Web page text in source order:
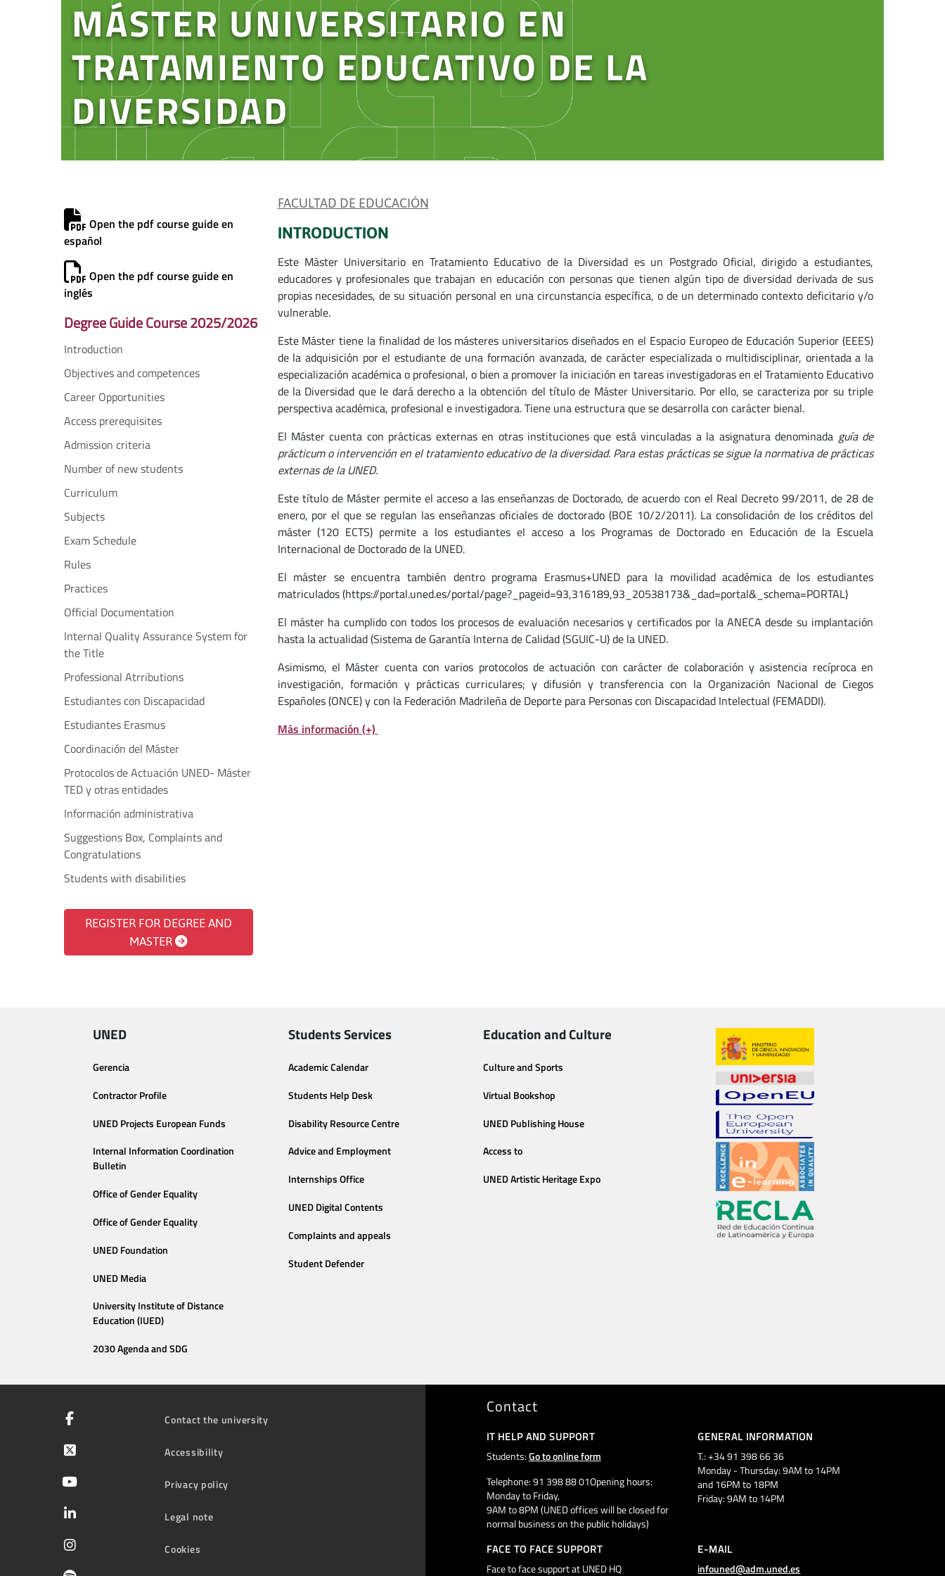
MÁSTER UNIVERSITARIO EN
TRATAMIENTO EDUCATIVO DE LA
DIVERSIDAD
Open the pdf course guide en
español
Open the pdf course guide en
inglés
Degree Guide Course 2025/2026
Introduction
Objectives and competences
Career Opportunities
Access prerequisites
Admission criteria
Number of new students
Curriculum
Subjects
Exam Schedule
Rules
Practices
Official Documentation
Internal Quality Assurance System for
the Title
Professional Atrributions
Estudiantes con Discapacidad
Estudiantes Erasmus
Coordinación del Máster
Protocolos de Actuación UNED- Máster
TED y otras entidades
Información administrativa
Suggestions Box, Complaints and
Congratulations
Students with disabilities
REGISTER FOR DEGREE AND
MASTER
FACULTAD DE EDUCACIÓN
INTRODUCTION
Este Máster Universitario en Tratamiento Educativo de la Diversidad es un Postgrado Oficial, dirigido a estudiantes,
educadores y profesionales que trabajan en educación con personas que tienen algún tipo de diversidad derivada de sus
propias necesidades, de su situación personal en una circunstancia específica, o de un determinado contexto deficitario y/o
vulnerable.
Este Máster tiene la finalidad de los másteres universitarios diseñados en el Espacio Europeo de Educación Superior (EEES)
de la adquisición por el estudiante de una formación avanzada, de carácter especializada o multidisciplinar, orientada a la
especialización académica o profesional, o bien a promover la iniciación en tareas investigadoras en el Tratamiento Educativo
de la Diversidad que le dará derecho a la obtención del título de Máster Universitario. Por ello, se caracteriza por su triple
perspectiva académica, profesional e investigadora. Tiene una estructura que se desarrolla con carácter bienal.
El Máster cuenta con prácticas externas en otras instituciones que está vinculadas a la asignatura denominada guía de
prácticum o intervención en el tratamiento educativo de la diversidad. Para estas prácticas se sigue la normativa de prácticas
externas de la UNED.
Este título de Máster permite el acceso a las enseñanzas de Doctorado, de acuerdo con el Real Decreto 99/2011, de 28 de
enero, por el que se regulan las enseñanzas oficiales de doctorado (BOE 10/2/2011). La consolidación de los créditos del
máster (120 ECTS) permite a los estudiantes el acceso a los Programas de Doctorado en Educación de la Escuela
Internacional de Doctorado de la UNED.
El máster se encuentra también dentro programa Erasmus+UNED para la movilidad académica de los estudiantes
matriculados (https://portal.uned.es/portal/page?_pageid=93,316189,93_20538173&_dad=portal&_schema=PORTAL)
El máster ha cumplido con todos los procesos de evaluación necesarios y certificados por la ANECA desde su implantación
hasta la actualidad (Sistema de Garantía Interna de Calidad (SGUIC-U) de la UNED.
Asimismo, el Máster cuenta con varios protocolos de actuación con carácter de colaboración y asistencia recíproca en
investigación, formación y prácticas curriculares; y difusión y transferencia con la Organización Nacional de Ciegos
Españoles (ONCE) y con la Federación Madrileña de Deporte para Personas con Discapacidad Intelectual (FEMADDI).
Más información (+)
UNED
Gerencia
Contractor Profile
UNED Projects European Funds
Internal Information Coordination
Bulletin
Office of Gender Equality
Office of Gender Equality
UNED Foundation
UNED Media
University Institute of Distance
Education (IUED)
2030 Agenda and SDG
Students Services
Academic Calendar
Students Help Desk
Disability Resource Centre
Advice and Employment
Internships Office
UNED Digital Contents
Complaints and appeals
Student Defender
Education and Culture
Culture and Sports
Virtual Bookshop
UNED Publishing House
Access to
UNED Artistic Heritage Expo
Contact the university
Accessibility
Privacy policy
Legal note
Cookies
Contact
IT HELP AND SUPPORT
Students:Go to online form
Telephone: 91 398 88 01Opening hours:
Monday to Friday,
9AM to 8PM (UNED offices will be closed for
normal business on the public holidays)
GENERAL INFORMATION
T.: +34 91 398 66 36
Monday - Thursday: 9AM to 14PM
and 16PM to 18PM
Friday: 9AM to 14PM
FACE TO FACE SUPPORT
Face to face support at UNED HQ
E-MAIL
infouned@adm.uned.es